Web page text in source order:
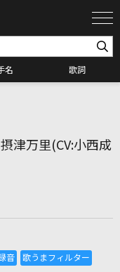
名 歌詞
津万里(CV:小西成